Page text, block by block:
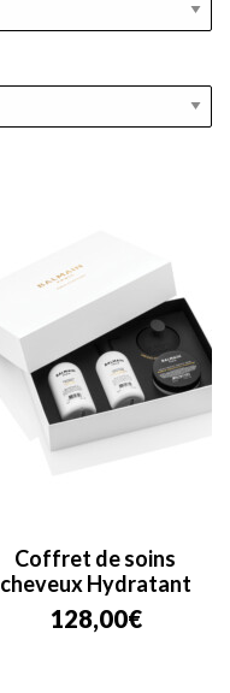
Coffret de soins
cheveux Hydratant
128,00€